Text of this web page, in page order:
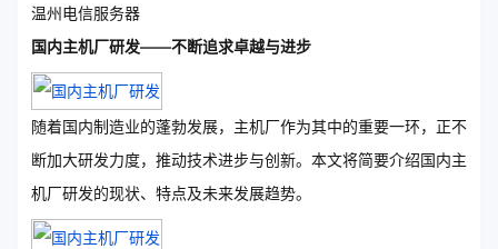
温州电信服务器
国内主机厂研发——不断追求卓越与进步
随着国内制造业的蓬勃发展，主机厂作为其中的重要一环，正不
断加大研发力度，推动技术进步与创新。本文将简要介绍国内主
机厂研发的现状、特点及未来发展趋势。